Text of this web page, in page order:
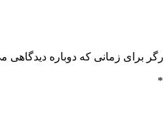
برای زمانی که دوباره دیدگاهی
*